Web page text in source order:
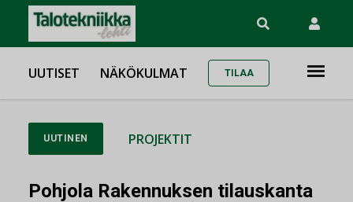
UUTISET NÄKÖKULMAT TILAA
UUTINEN PROJEKTIT
Pohjola Rakennuksen tilauskanta